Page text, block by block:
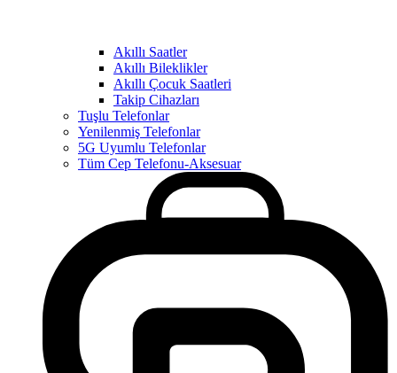
Akıllı Saatler
Akıllı Bileklikler
Akıllı Çocuk Saatleri
Takip Cihazları
Tuşlu Telefonlar
Yenilenmiş Telefonlar
5G Uyumlu Telefonlar
Tüm Cep Telefonu-Aksesuar